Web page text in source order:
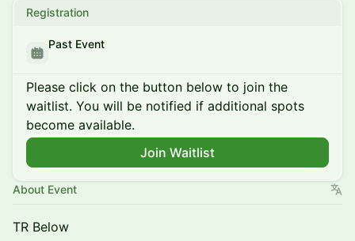
Registration
Past Event
Please click on the button below to join the
waitlist. You will be notified if additional spots
become available.
Join Waitlist
About Event
TR Below